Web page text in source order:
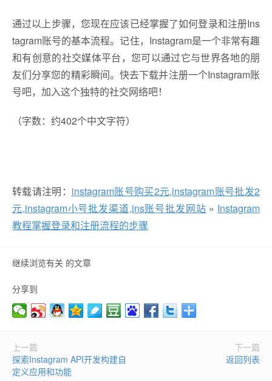
通过以上步骤，您现在应该已经掌握了如何登录和注册Ins
tagram账号的基本流程。记住，Instagram是一个非常有趣
和有创意的社交媒体平台，您可以通过它与世界各地的朋
友们分享您的精彩瞬间。快去下载并注册一个Instagram账
号吧，加入这个独特的社交网络吧！
（字数：约402个中文字符）
转载请注明： instagram账号购买2元,instagram账号批发2
元,instagram小号批发渠道,ins账号批发网站 » Instagram
教程掌握登录和注册流程的步骤
继续浏览有关 的文章
分享到
上一篇
探索Instagram API开发构建自
定义应用和功能
下一篇
返回列表